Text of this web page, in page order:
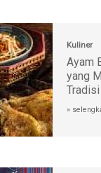
Kuliner
Ayam
yang
Tradisi
»